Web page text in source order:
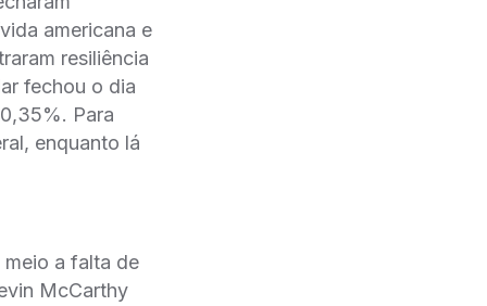
americana e
resiliência
fechou o dia
Para
enquanto lá
meio a falta de
McCarthy